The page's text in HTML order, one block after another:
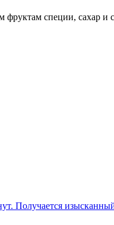
фруктам специи, сахар
Получается